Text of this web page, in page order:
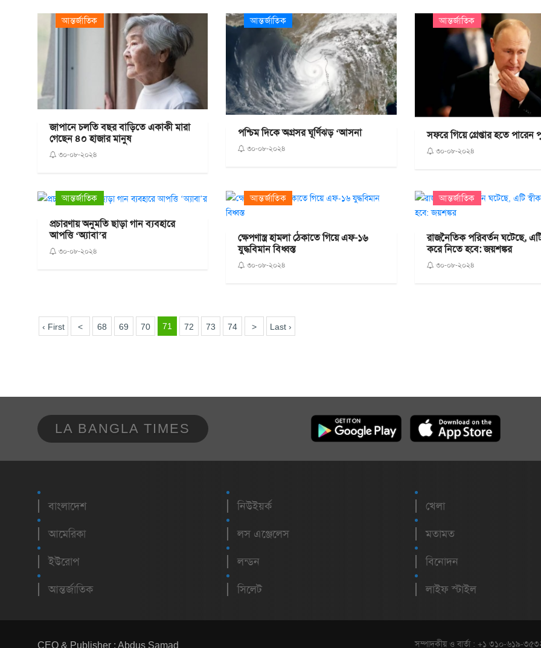
আন্তর্জাতিক
জাপানে চলতি বছর বাড়িতে একাকী মারা
গেছেন ৪০ হাজার মানুষ
৩০-০৮-২০২৪
আন্তর্জাতিক
পশ্চিম দিকে অগ্রসর ঘূর্ণিঝড় ‘আসনা
৩০-০৮-২০২৪
আন্তর্জাতিক
সফরে গিয়ে গ্রেপ্তার হতে পারেন
৩০-০৮-২০২৪
আন্তর্জাতিক
প্রচারণায় অনুমতি ছাড়া গান ব্যবহারে
আপত্তি ‘অ্যাবা’র
৩০-০৮-২০২৪
আন্তর্জাতিক
ক্ষেপণাস্ত্র হামলা ঠেকাতে গিয়ে এফ-১৬
যুদ্ধবিমান বিধ্বস্ত
৩০-০৮-২০২৪
আন্তর্জাতিক
রাজনৈতিক পরিবর্তন ঘটেছে,
করে নিতে হবে: জয়শঙ্কর
৩০-০৮-২০২৪
‹ First < 68 69 70 71 72 73 74 > Last ›
LA BANGLA TIMES
বাংলাদেশ
আমেরিকা
ইউরোপ
আন্তর্জাতিক
নিউইয়র্ক
লস এঞ্জেলেস
লন্ডন
সিলেট
খেলা
মতামত
বিনোদন
লাইফ স্টাইল
CEO & Publisher : Abdus Samad সম্পাদকীয় ও বার্তা : +১ ৩১০-৬১৯-